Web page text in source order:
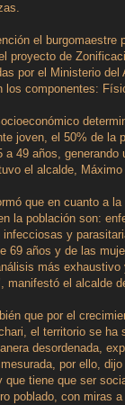
el burgomaestre
proyecto de
por el Ministerio
los componentes:
joven, el 50% de la
a 49 años,
el alcalde, Máximo
que en cuanto a
la población son:
infecciosas y
69 años y de las
más
manifestó el alcalde
que por el
el territorio se ha
desordenada,
por ello,
que tiene que ser
poblado, con miras